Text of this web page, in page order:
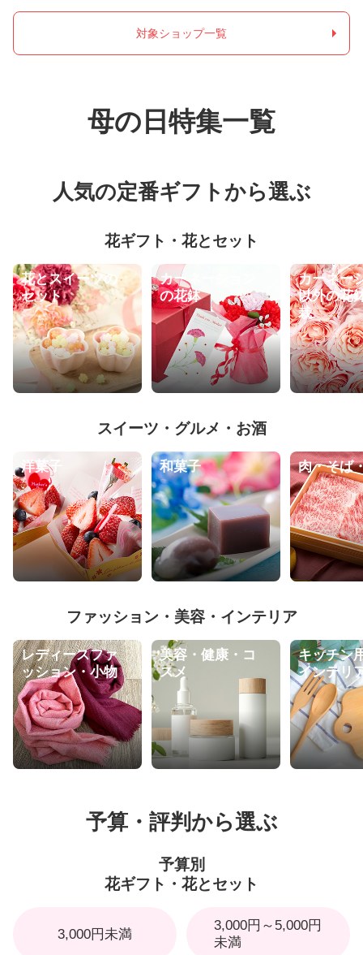
対象ショップ一覧
母の日特集一覧
人気の定番ギフトから選ぶ
花ギフト・花とセット
花とスイーツの
セット
カーネーション
の花鉢
カーネー
以外の花
栽
スイーツ・グルメ・お酒
洋菓子 和菓子 肉・そば
ファッション・美容・インテリア
レディースファ
ッション・小物
美容・健康・コ
スメ
キッチン
インテリ
予算・評判から選ぶ
予算別
花ギフト・花とセット
3,000円未満
3,000円～5,000円
未満